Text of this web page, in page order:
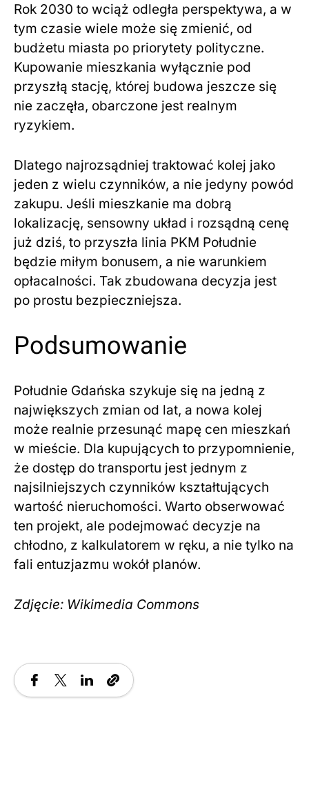
Rok 2030 to wciąż odległa perspektywa, a w
tym czasie wiele może się zmienić, od
budżetu miasta po priorytety polityczne.
Kupowanie mieszkania wyłącznie pod
przyszłą stację, której budowa jeszcze się
nie zaczęła, obarczone jest realnym
ryzykiem.
Dlatego najrozsądniej traktować kolej jako
jeden z wielu czynników, a nie jedyny powód
zakupu. Jeśli mieszkanie ma dobrą
lokalizację, sensowny układ i rozsądną cenę
już dziś, to przyszła linia PKM Południe
będzie miłym bonusem, a nie warunkiem
opłacalności. Tak zbudowana decyzja jest
po prostu bezpieczniejsza.
Podsumowanie
Południe Gdańska szykuje się na jedną z
największych zmian od lat, a nowa kolej
może realnie przesunąć mapę cen mieszkań
w mieście. Dla kupujących to przypomnienie,
że dostęp do transportu jest jednym z
najsilniejszych czynników kształtujących
wartość nieruchomości. Warto obserwować
ten projekt, ale podejmować decyzje na
chłodno, z kalkulatorem w ręku, a nie tylko na
fali entuzjazmu wokół planów.
Zdjęcie: Wikimedia Commons